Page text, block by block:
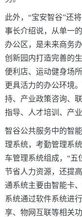
此外，“宝安智谷”还
事长介绍说，从单一
办公区，是未来商务
创新园内打造完善的
便利店、运动健身场
更具活力的办公环境
持、产业政策咨询、
指导、人才培训、产
智谷公共服务中的智
理系统，考勤管理系
车管理系统组成，“五
节省人力资源，还提
通系统主要由智能卡
系统通过软件系统进
享、物网互联等相关